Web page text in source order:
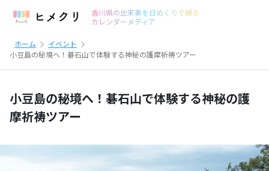
香川県の出来事を日めくりで綴る
カレンダーメディア
ホーム
イベント
小豆島の秘境へ！碁石山で体験する神秘の護摩祈祷ツアー
小豆島の秘境へ！碁石山で体験する神秘の護
摩祈祷ツアー